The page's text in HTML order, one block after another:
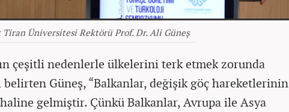
Tiran Üniversitesi Rektörü Prof. Dr. Ali Güneş
çeşitli nedenlerle ülkelerini terk etmek zorunda
belirten Güneş, “Balkanlar, değişik göç hareketlerinin
gelmiştir. Çünkü Balkanlar, Avrupa ile Asya